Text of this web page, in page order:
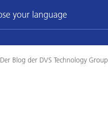
your language
Blog der DVS Technology Group